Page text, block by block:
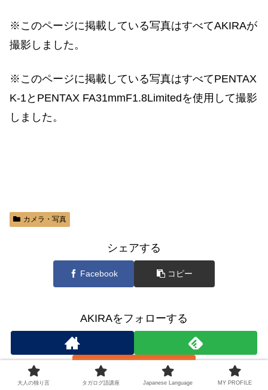
※このページに掲載している写真はすべてAKIRAが
撮影しました。
※このページに掲載している写真はすべてPENTAX
K-1とPENTAX FA31mmF1.8Limitedを使用して撮影
しました。
カメラ・写真
シェアする
Facebook コピー
AKIRAをフォローする
大人の独り言 タガログ語講座 Japanese Language MY PROFILE